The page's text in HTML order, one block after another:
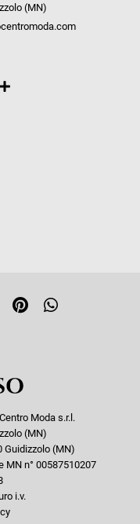
(MN)
Moda s.r.l.
(MN)
Guidizzolo (MN)
MN n° 00587510207
i.v.